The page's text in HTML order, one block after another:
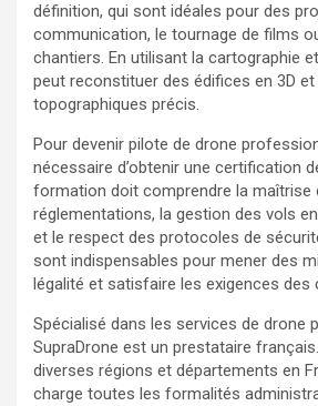
définition, qui sont idéales pour des
communication, le tournage de films
chantiers. En utilisant la cartographie
peut reconstituer des édifices en 3D
topographiques précis.
Pour devenir pilote de drone
nécessaire d’obtenir une certification
formation doit comprendre la maîtrise
réglementations, la gestion des vols
et le respect des protocoles de
sont indispensables pour mener des
légalité et satisfaire les exigences des
Spécialisé dans les services de drone
SupraDrone est un prestataire
diverses régions et départements en
charge toutes les formalités